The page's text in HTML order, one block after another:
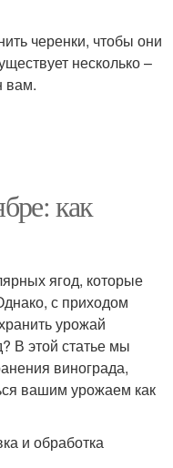
черенки, чтобы они
несколько –
вам.
как
ягод, которые
с приходом
урожай
В этой статье мы
винограда,
вашим урожаем как
и обработка